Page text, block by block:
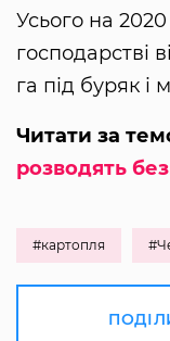
Усього на
господарстві
га під буряк і
Читати за
розводять
#картопля